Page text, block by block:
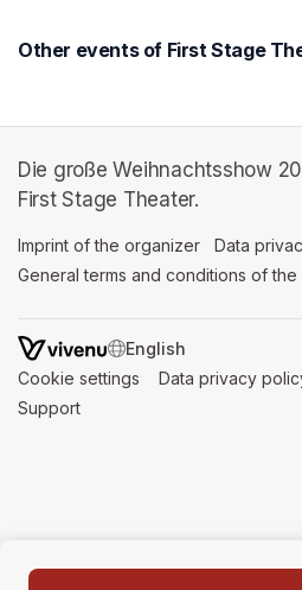
Other events of First Stage
Die große Weihnachtsshow
First Stage Theater.
Imprint of the organizer (opens in a
Data
General terms and conditions of
SWITCH LANGUAGE
Cookie settings (opens in a new tab)
Data privacy
Support